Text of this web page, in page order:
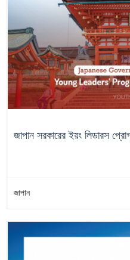
জাপান সরকারের ইয়ং লিডারস
জাপান